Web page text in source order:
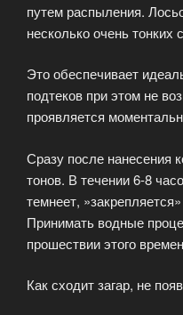
путем распыления.
несколько очень тонких
Это обеспечивает
подтеков при этом не
проявляется
Сразу после нанесения
тонов. В течении 6-8
темнеет,
Принимать водные
прошествии этого
Как сходит загар, не